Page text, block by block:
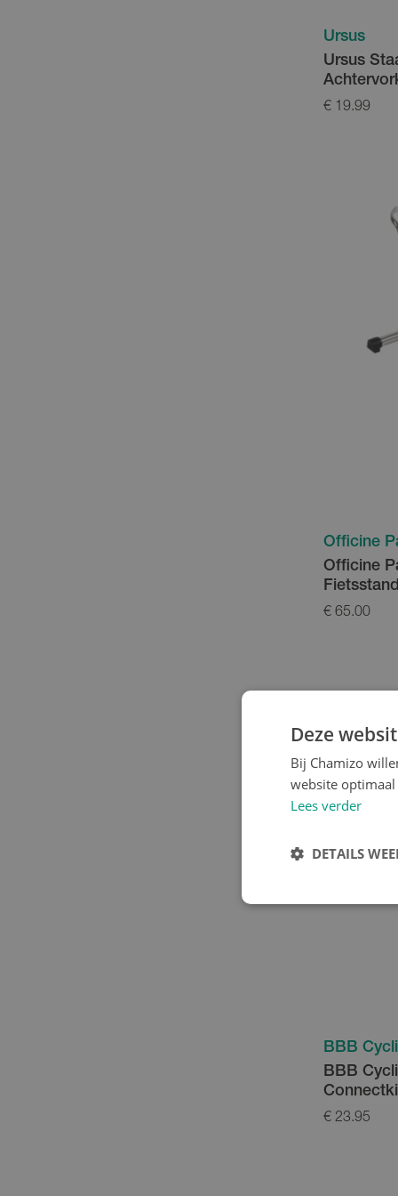
Ursus
Ursus
€ 19.99
Officine
Officine
€ 65.00
BBB
BBB
€ 23.95
Deze
Bij Chamizo
website
Lees verder
DETAILS